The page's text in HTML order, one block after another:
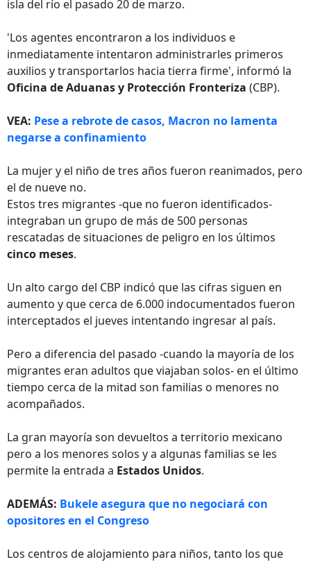
isla del río el pasado 20 de marzo.
'Los agentes encontraron a los individuos e
inmediatamente intentaron administrarles primeros
auxilios y transportarlos hacia tierra firme', informó la
Oficina de Aduanas y Protección Fronteriza (CBP).
VEA: Pese a rebrote de casos, Macron no lamenta
negarse a confinamiento
La mujer y el niño de tres años fueron reanimados, pero
el de nueve no.
Estos tres migrantes -que no fueron identificados-
integraban un grupo de más de 500 personas
rescatadas de situaciones de peligro en los últimos
cinco meses.
Un alto cargo del CBP indicó que las cifras siguen en
aumento y que cerca de 6.000 indocumentados fueron
interceptados el jueves intentando ingresar al país.
Pero a diferencia del pasado -cuando la mayoría de los
migrantes eran adultos que viajaban solos- en el último
tiempo cerca de la mitad son familias o menores no
acompañados.
La gran mayoría son devueltos a territorio mexicano
pero a los menores solos y a algunas familias se les
permite la entrada a Estados Unidos.
ADEMÁS: Bukele asegura que no negociará con
opositores en el Congreso
Los centros de alojamiento para niños, tanto los que